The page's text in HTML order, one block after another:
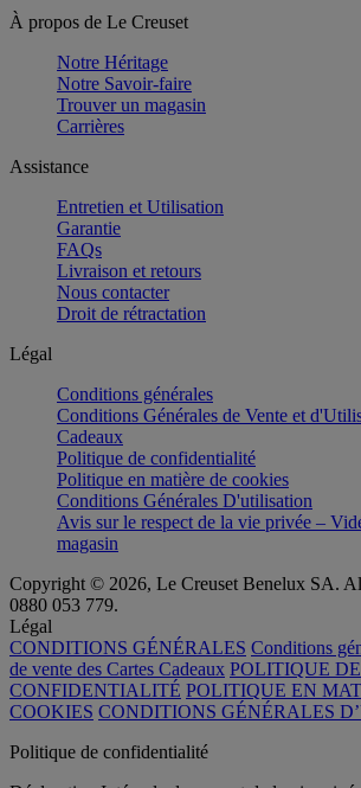
À propos de Le Creuset
Notre Héritage
Notre Savoir-faire
Trouver un magasin
Carrières
Assistance
Entretien et Utilisation
Garantie
FAQs
Livraison et retours
Nous contacter
Droit de rétractation
Légal
Conditions générales
Conditions Générales de Vente et
Cadeaux
Politique de confidentialité
Politique en matière de cookies
Conditions Générales D'utilisation
Avis sur le respect de la vie privée –
magasin
Copyright © 2026, Le Creuset Benelux SA.
0880 053 779.
Légal
CONDITIONS GÉNÉRALES Conditions
de vente des Cartes Cadeaux POLITIQUE DE
CONFIDENTIALITÉ POLITIQUE EN
COOKIES CONDITIONS GÉNÉRALES
Politique de confidentialité